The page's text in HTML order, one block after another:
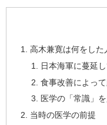
高木兼寛は何をした
日本海軍に蔓延
食事改善によっ
医学の「常識」
当時の医学の前提